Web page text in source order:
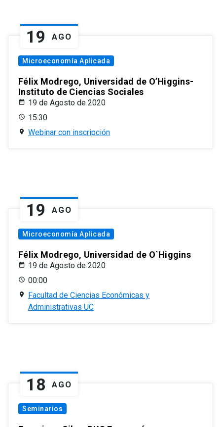
19 AGO
Microeconomía Aplicada
Félix Modrego, Universidad de O’Higgins-
Instituto de Ciencias Sociales
19 de Agosto de 2020
15:30
Webinar con inscripción
19 AGO
Microeconomía Aplicada
Félix Modrego, Universidad de O`Higgins
19 de Agosto de 2020
00:00
Facultad de Ciencias Económicas y
Administrativas UC
18 AGO
Seminarios